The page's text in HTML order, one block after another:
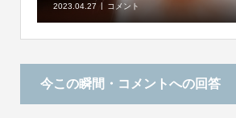
2023.04.27 コメント
今この瞬間・コメントへの回答